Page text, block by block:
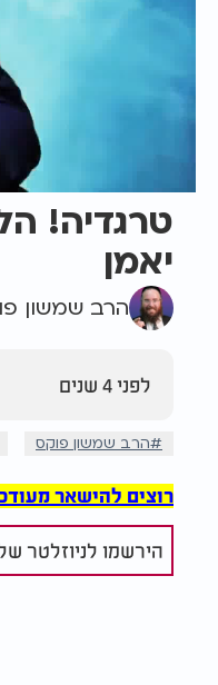
טרגדיה!
יאמן
הרב שמשון
לפני 4 שנים
הרב שמשון פוקס
רוצים להישאר
הירשמו לניוזלטר